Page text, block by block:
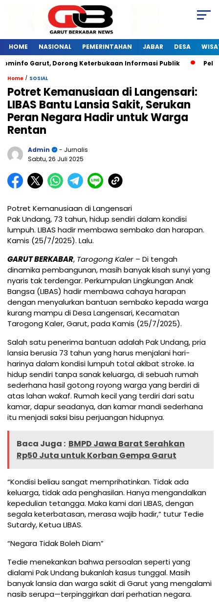
HOME NASIONAL PEMERINTAHAN JABAR DESA
Garut, Dorong Keterbukaan Informasi Publik
Home / SOSIAL
Potret Kemanusiaan di Langensari:
LIBAS Bantu Lansia Sakit, Serukan
Peran Negara Hadir untuk Warga
Rentan
Admin
- Jurnalis
Sabtu, 26 Juli 2025
Potret Kemanusiaan di Langensari
Pak Undang, 73 tahun, hidup sendiri dalam kondisi
lumpuh. LIBAS hadir membawa sembako dan harapan.
Kamis (25/7/2025). Lalu.
GARUT BERKABAR, Tarogong Kaler – Di tengah
dinamika pembangunan, masih banyak kisah sunyi yang
nyaris tak terdengar. Perkumpulan Lingkungan Anak
Bangsa (LIBAS) hadir membawa cahaya harapan
dengan menyalurkan bantuan sembako kepada warga
kurang mampu di Desa Langensari, Kecamatan
Tarogong Kaler, Garut, pada Kamis (25/7/2025).
Salah satu penerima bantuan adalah Pak Undang, pria
lansia berusia 73 tahun yang harus menjalani hari-
harinya dalam kondisi lumpuh total akibat stroke. Ia
hidup sendiri tanpa sanak keluarga, di sebuah rumah
sederhana hasil gotong royong warga yang berdiri di
atas lahan wakaf. Rumah kecil yang terdiri dari satu
kamar, dapur seadanya, dan kamar mandi sederhana
itu menjadi saksi bisu perjuangan hidupnya.
Baca Juga : BMPD Jawa Barat Serahkan
Rp50 Juta untuk Korban Gempa Garut
“Kondisi beliau sangat memprihatinkan. Tidak ada
keluarga, tidak ada penghasilan. Hanya mengandalkan
kepedulian tetangga. Maka kami dari LIBAS, dengan
segala keterbatasan, merasa wajib hadir,” tutur Tedie
Sutardy, Ketua LIBAS.
“Negara Tidak Boleh Diam”
Tedie menekankan bahwa persoalan seperti yang
dialami Pak Undang bukanlah kasus tunggal. Masih
banyak lansia dan warga sakit di Garut yang mengalami
nasib serupa—terpinggirkan dari perhatian negara.